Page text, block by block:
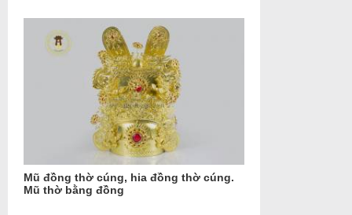
Mũ đồng thờ cúng, hia đồng thờ cúng.
Mũ thờ bằng đồng